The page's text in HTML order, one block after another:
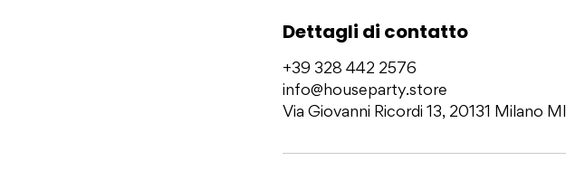
Dettagli di contatto
+39 328 442 2576
info@houseparty.store
Via Giovanni Ricordi 13, 20131 Milano MI